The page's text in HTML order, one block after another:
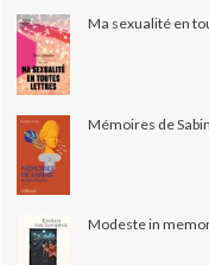
Ma sexualité en
Mémoires de
Modeste in